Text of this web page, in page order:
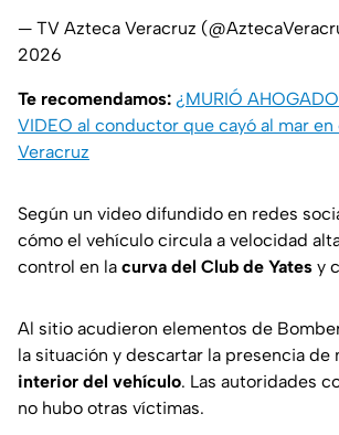
— TV Azteca Veracruz
2026
Te recomendamos: ¿MURIÓ
VIDEO al conductor que cayó al mar
Veracruz
Según un video difundido en redes
cómo el vehículo circula a velocidad
control en la curva del Club de Yates y
Al sitio acudieron elementos de
la situación y descartar la presencia de
interior del vehículo. Las autoridades
no hubo otras víctimas.